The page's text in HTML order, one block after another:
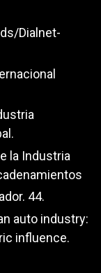
Dialnet-
la Industria
44.
auto industry:
influence.